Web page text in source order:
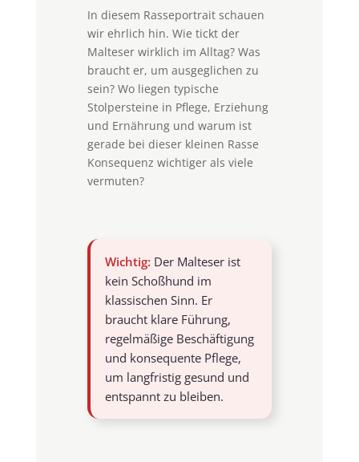
In diesem Rasseportrait schauen
wir ehrlich hin. Wie tickt der
Malteser wirklich im Alltag? Was
braucht er, um ausgeglichen zu
sein? Wo liegen typische
Stolpersteine in Pflege, Erziehung
und Ernährung und warum ist
gerade bei dieser kleinen Rasse
Konsequenz wichtiger als viele
vermuten?
Wichtig: Der Malteser ist
kein Schoßhund im
klassischen Sinn. Er
braucht klare Führung,
regelmäßige Beschäftigung
und konsequente Pflege,
um langfristig gesund und
entspannt zu bleiben.